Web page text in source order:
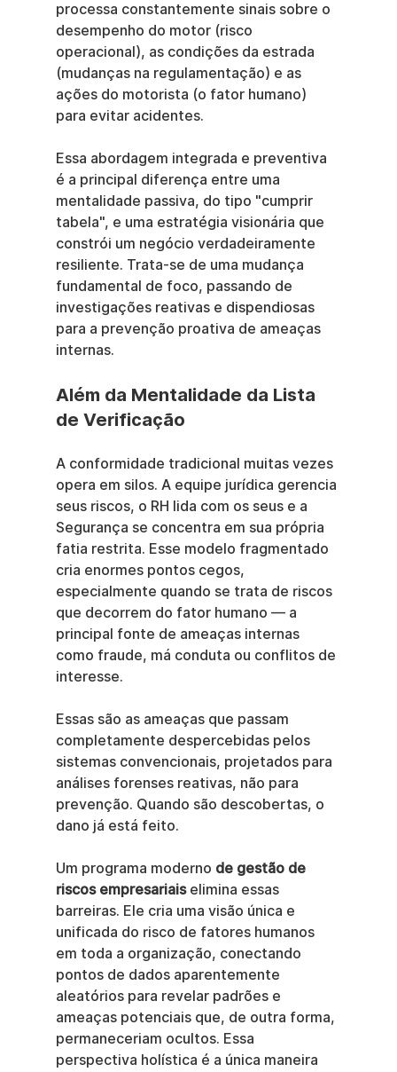
processa constantemente sinais sobre o
desempenho do motor (risco
operacional), as condições da estrada
(mudanças na regulamentação) e as
ações do motorista (o fator humano)
para evitar acidentes.
Essa abordagem integrada e preventiva
é a principal diferença entre uma
mentalidade passiva, do tipo "cumprir
tabela", e uma estratégia visionária que
constrói um negócio verdadeiramente
resiliente. Trata-se de uma mudança
fundamental de foco, passando de
investigações reativas e dispendiosas
para a prevenção proativa de ameaças
internas.
Além da Mentalidade da Lista
de Verificação
A conformidade tradicional muitas vezes
opera em silos. A equipe jurídica gerencia
seus riscos, o RH lida com os seus e a
Segurança se concentra em sua própria
fatia restrita. Esse modelo fragmentado
cria enormes pontos cegos,
especialmente quando se trata de riscos
que decorrem do fator humano — a
principal fonte de ameaças internas
como fraude, má conduta ou conflitos de
interesse.
Essas são as ameaças que passam
completamente despercebidas pelos
sistemas convencionais, projetados para
análises forenses reativas, não para
prevenção. Quando são descobertas, o
dano já está feito.
Um programa moderno de gestão de
riscos empresariais elimina essas
barreiras. Ele cria uma visão única e
unificada do risco de fatores humanos
em toda a organização, conectando
pontos de dados aparentemente
aleatórios para revelar padrões e
ameaças potenciais que, de outra forma,
permaneceriam ocultos. Essa
perspectiva holística é a única maneira